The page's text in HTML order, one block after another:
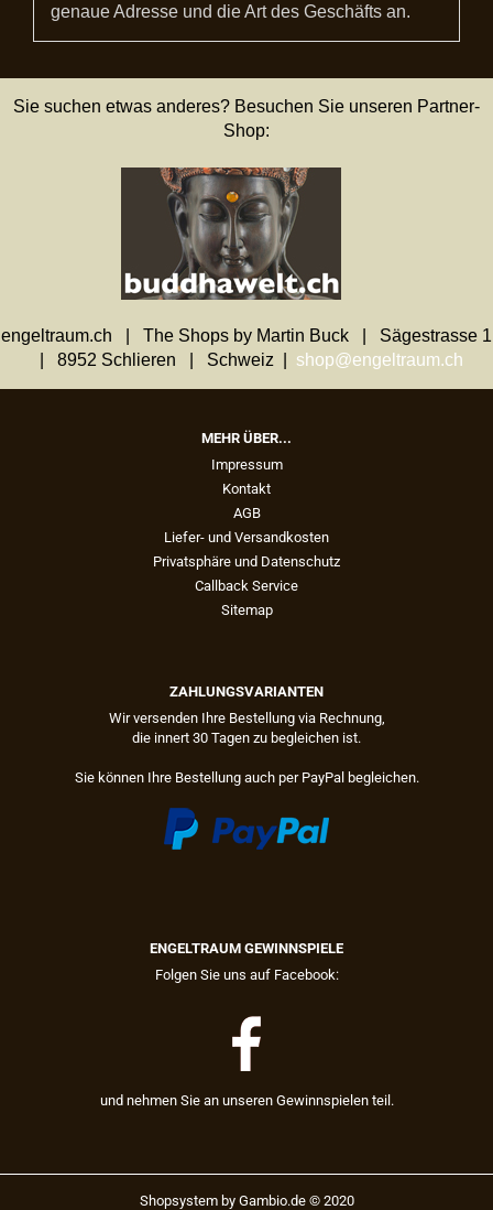
genaue Adresse und die Art des Geschäfts an.
Sie suchen etwas anderes? Besuchen Sie unseren Partner-
Shop:
engeltraum.ch | The Shops by Martin Buck | Sägestrasse 1
| 8952 Schlieren | Schweiz | shop@engeltraum.ch
MEHR ÜBER...
Impressum
Kontakt
AGB
Liefer- und Versandkosten
Privatsphäre und Datenschutz
Callback Service
Sitemap
ZAHLUNGSVARIANTEN
Wir versenden Ihre Bestellung via Rechnung,
die innert 30 Tagen zu begleichen ist.
Sie können Ihre Bestellung auch per PayPal begleichen.
ENGELTRAUM GEWINNSPIELE
Folgen Sie uns auf Facebook:
und nehmen Sie an unseren Gewinnspielen teil.
Shopsystemby Gambio.de © 2020